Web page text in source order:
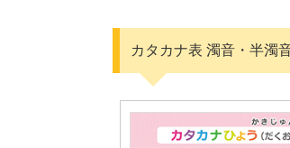
カタカナ表 濁音・半濁